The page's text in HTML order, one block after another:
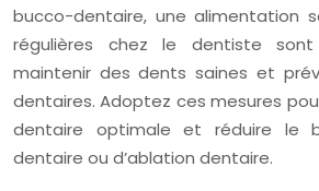
bucco-dentaire, une alimentation
régulières chez le dentiste sont
maintenir des dents saines et
dentaires. Adoptez ces mesures
dentaire optimale et réduire le
dentaire ou d’ablation dentaire.